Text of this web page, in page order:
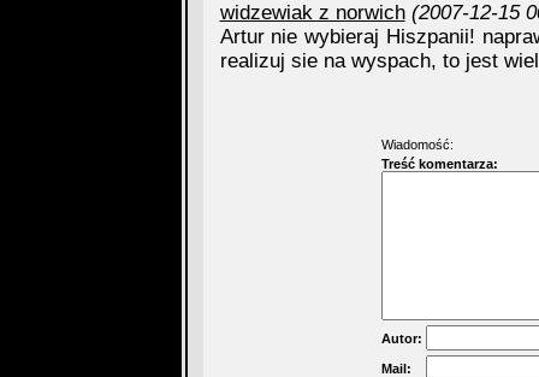
widzewiak z norwich (2007-12-15
Artur nie wybieraj Hiszpanii!
realizuj sie na wyspach, to jest
Wiadomość:
Treść komentarza:
Autor:
Mail: